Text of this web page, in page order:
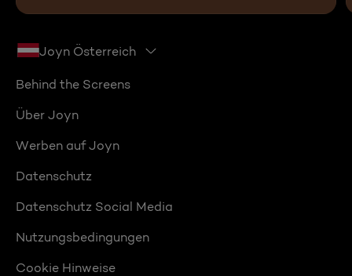
Joyn Österreich
Behind the Screens
Über Joyn
Werben auf Joyn
Datenschutz
Datenschutz Social Media
Nutzungsbedingungen
Cookie Hinweise